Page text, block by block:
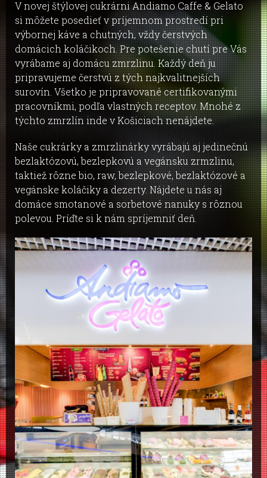
V novej štýlovej cukrárni Andiamo Caffe & Gelato
si môžete posedieť v príjemnom prostredí pri
výbornej káve a chutných, vždy čerstvých
domácich koláčikoch. Pre potešenie chutí pre Vás
vyrábame aj domácu zmrzlinu. Každý deň ju
pripravujeme čerstvú z tých najkvalitnejších
surovín. Všetko je pripravované certifikovanými
pracovníkmi, podľa vlastných receptov. Mnohé z
týchto zmrzlín inde v Košiciach nenájdete.
Naše cukrárky a zmrzlinárky vyrábajú aj jedinečnú
bezlaktózovú, bezlepkovú a vegánsku zrmzlinu,
taktiež rôzne bio, raw, bezlepkové, bezlaktózové a
vegánske koláčiky a dezerty. Nájdete u nás aj
domáce smotanové a sorbetové nanuky s rôznou
polevou. Príďte si k nám spríjemniť deň.